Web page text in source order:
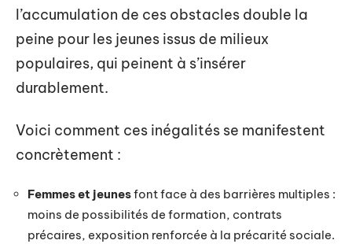
l’accumulation de ces obstacles double la
peine pour les jeunes issus de milieux
populaires, qui peinent à s’insérer
durablement.
Voici comment ces inégalités se manifestent
concrètement :
Femmes et jeunesfont face à des barrières multiples :
moins de possibilités de formation, contrats
précaires, exposition renforcée à la précarité sociale.